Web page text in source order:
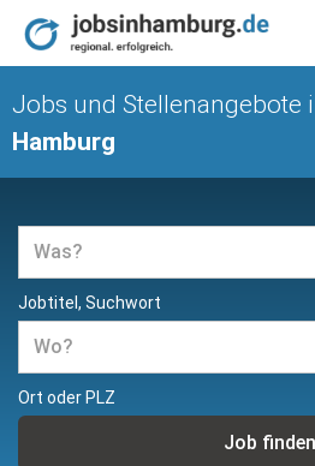
Jobs und Stellenangebote
Hamburg
Jobtitel, Suchwort
Ort oder PLZ